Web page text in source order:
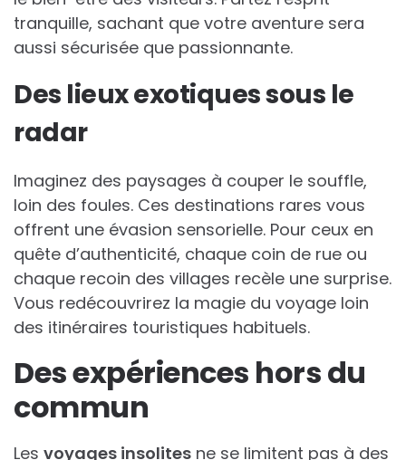
tranquille, sachant que votre aventure sera
aussi sécurisée que passionnante.
Des lieux exotiques sous le
radar
Imaginez des paysages à couper le souffle,
loin des foules. Ces destinations rares vous
offrent une évasion sensorielle. Pour ceux en
quête d’authenticité, chaque coin de rue ou
chaque recoin des villages recèle une surprise.
Vous redécouvrirez la magie du voyage loin
des itinéraires touristiques habituels.
Des expériences hors du
commun
Les voyages insolites ne se limitent pas à des